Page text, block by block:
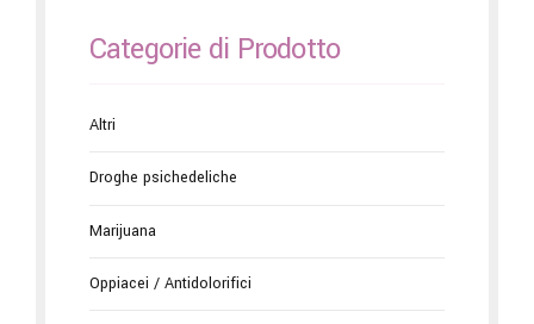
Categorie di Prodotto
Altri
Droghe psichedeliche
Marijuana
Oppiacei / Antidolorifici